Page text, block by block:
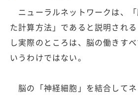
ニューラルネットワークは、
た計算方法」であると説明され
し実際のところは、脳の働きす
いうわけではない。
脳の「神経細胞」を結合して